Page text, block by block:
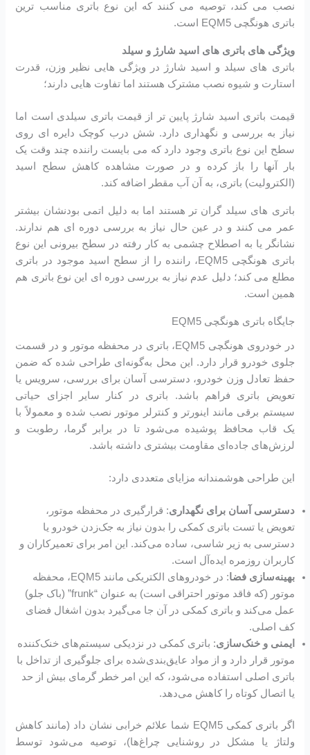
نصب می کند، توصیه می کنند که این نوع باتری مناسب ترین
باتری هونگچی EQM5 است.
ویژگی های باتری های اسید شارژ و سیلد
باتری های سیلد و اسید شارژ در ویژگی هایی نظیر وزن، قدرت
استارت و شیوه نصب مشترک هستند اما تفاوت هایی دارند؛
قیمت باتری اسید شارژ پایین تر از قیمت باتری سیلدی است اما
نیاز به بررسی و نگهداری دارد. شش درب کوچک دایره ای روی
سطح این نوع باتری وجود دارد که می بایست راننده چند وقت یک
بار آنها را باز کرده و در صورت مشاهده کاهش سطح اسید
(الکترولیت) باتری، به آن آب مقطر اضافه کند.
باتری های سیلد گران تر هستند اما به دلیل اتمی بودنشان بیشتر
عمر می کنند و در عین حال نیاز به بررسی دوره ای هم ندارند.
نشانگر یا به اصطلاح چشمی به کار رفته در سطح بیرونی این نوع
باتری هونگچی EQM5، راننده را از سطح اسید موجود در باتری
مطلع می کند؛ دلیل عدم نیاز به بررسی دوره ای این نوع باتری هم
همین است.
جایگاه باتری هونگچی EQM5
در خودروی هونگچی EQM5، باتری در محفظه موتور و در قسمت
جلوی خودرو قرار دارد. این محل به‌گونه‌ای طراحی شده که ضمن
حفظ تعادل وزن خودرو، دسترسی آسان برای بررسی، سرویس یا
تعویض باتری فراهم باشد. باتری در کنار سایر اجزای حیاتی
سیستم برقی مانند اینورتر و کنترلر موتور نصب شده و معمولاً با
یک قاب محافظ پوشیده می‌شود تا در برابر گرما، رطوبت و
لرزش‌های جاده‌ای مقاومت بیشتری داشته باشد.
این طراحی هوشمندانه مزایای متعددی دارد:
دسترسی آسان برای نگهداری: قرارگیری در محفظه موتور،
تعویض یا تست باتری کمکی را بدون نیاز به جک‌زدن خودرو یا
دسترسی به زیر شاسی، ساده می‌کند. این امر برای تعمیرکاران و
کاربران روزمره ایده‌آل است.
بهینه‌سازی فضا
: در خودروهای الکتریکی مانند EQM5، محفظه
موتور (که فاقد موتور احتراقی است) به عنوان “frunk” (باک جلو)
عمل می‌کند و باتری کمکی در آن جا می‌گیرد بدون اشغال فضای
کف اصلی.
ایمنی و خنک‌سازی: باتری کمکی در نزدیکی سیستم‌های خنک‌کننده
موتور قرار دارد و از مواد عایق‌بندی‌شده برای جلوگیری از تداخل با
باتری اصلی استفاده می‌شود، که این امر خطر گرمای بیش از حد
یا اتصال کوتاه را کاهش می‌دهد.
اگر باتری کمکی EQM5 شما علائم خرابی نشان داد (مانند کاهش
ولتاژ یا مشکل در روشنایی چراغ‌ها)، توصیه می‌شود توسط